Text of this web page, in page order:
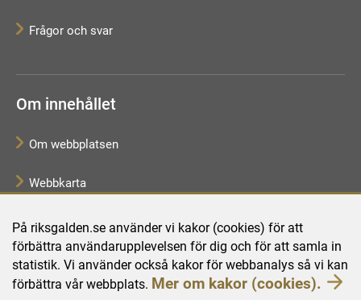
På riksgalden.se använder vi kakor (cookies) för att
förbättra användarupplevelsen för dig och för att samla in
statistik. Vi använder också kakor för webbanalys så vi kan
förbättra vår webbplats. Mer om kakor (cookies).
Frågor och svar
Om innehållet
Om webbplatsen
Webbkarta
Tillgänglighetsredogörelse
Behandling av personuppgifter